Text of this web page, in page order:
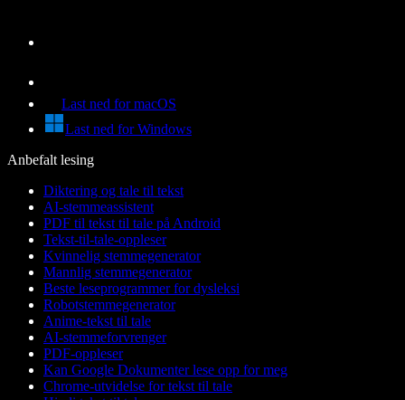
Last ned for macOS
Last ned for Windows
Anbefalt lesing
Diktering og tale til tekst
AI-stemmeassistent
PDF til tekst til tale på Android
Tekst-til-tale-oppleser
Kvinnelig stemmegenerator
Mannlig stemmegenerator
Beste leseprogrammer for dysleksi
Robotstemmegenerator
Anime-tekst til tale
AI-stemmeforvrenger
PDF-oppleser
Kan Google Dokumenter lese opp for meg
Chrome-utvidelse for tekst til tale